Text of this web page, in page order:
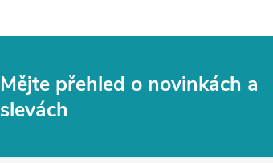
Mějte přehled o novinkách a
slevách